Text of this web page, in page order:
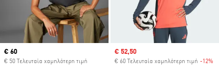
Current price
€ 60
€ 50 Τελευταία χαμηλότερη τιμή
Sale price
€ 52,50
€ 60 Τελευταία χαμηλότερη τιμή -12%